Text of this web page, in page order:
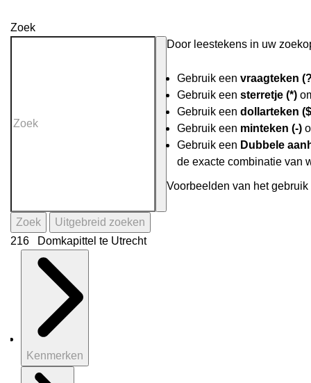
Zoek
Door leestekens in uw
Gebruik een vraagteken
Gebruik een sterretje (*)
Gebruik een dollarteken
Gebruik een minteken (-)
Gebruik een Dubbele
de exacte combinatie van
Voorbeelden van het
Zoek
Uitgebreid zoeken
216 Domkapittel te Utrecht
Kenmerken